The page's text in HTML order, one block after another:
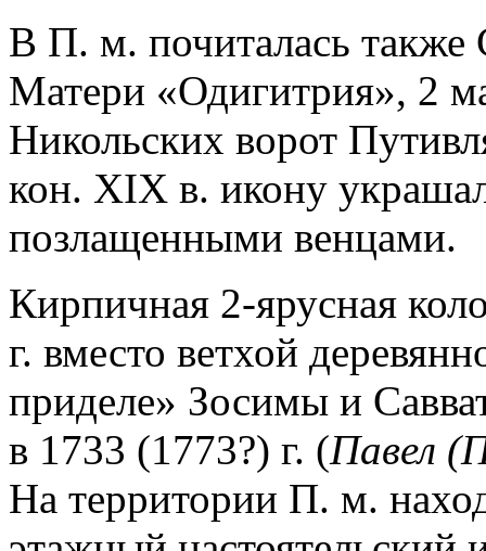
В П. м. почиталась также
Матери «Одигитрия», 2
Никольских ворот
кон. XIX в. икону
позлащенными венцами.
Кирпичная 2-ярусная
г. вместо ветхой
приделе» Зосимы и
в 1733 (1773?) г. (Павел
На территории П. м.